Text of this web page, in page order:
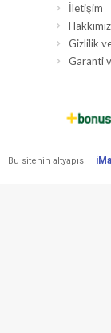
İletişim
Gizlilik
Garanti
Bu sitenin altyapısı